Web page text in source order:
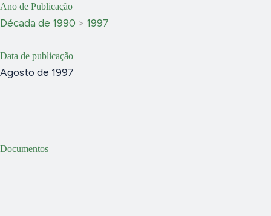
Documentos
Ano de Publicação
Década de 1990 > 1997
Data de publicação
Agosto de 1997